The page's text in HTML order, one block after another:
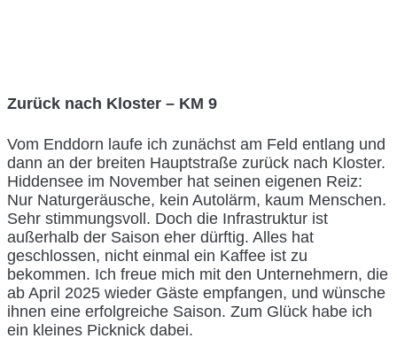
Zurück nach Kloster – KM 9
Vom Enddorn laufe ich zunächst am Feld entlang und
dann an der breiten Hauptstraße zurück nach Kloster.
Hiddensee im November hat seinen eigenen Reiz:
Nur Naturgeräusche, kein Autolärm, kaum Menschen.
Sehr stimmungsvoll. Doch die Infrastruktur ist
außerhalb der Saison eher dürftig. Alles hat
geschlossen, nicht einmal ein Kaffee ist zu
bekommen. Ich freue mich mit den Unternehmern, die
ab April 2025 wieder Gäste empfangen, und wünsche
ihnen eine erfolgreiche Saison. Zum Glück habe ich
ein kleines Picknick dabei.